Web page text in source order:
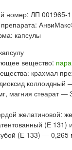
номер: ЛП 001965-
капсулы
вещество:
крахмал
коллоидный
магния стеарат —
желатиновой:
(Е 131)
(Е 133) — 0,265